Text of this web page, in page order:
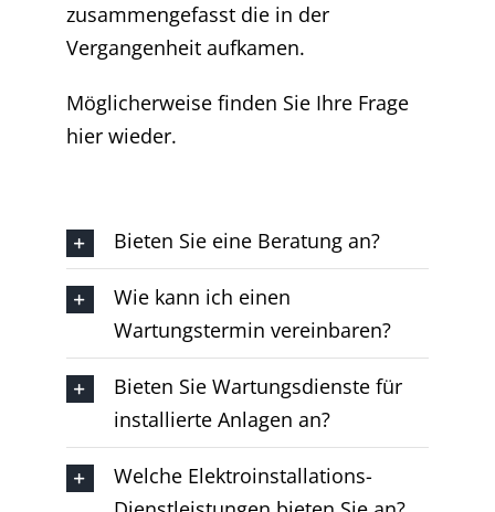
zusammengefasst die in der
Vergangenheit aufkamen.
Möglicherweise finden Sie Ihre Frage
hier wieder.
Bieten Sie eine Beratung an?
Wie kann ich einen
Wartungstermin vereinbaren?
Bieten Sie Wartungsdienste für
installierte Anlagen an?
Welche Elektroinstallations-